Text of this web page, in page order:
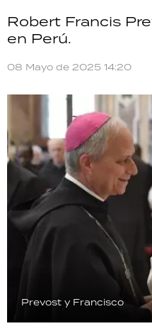
Robert Francis
en Perú.
08 Mayo de 2025 14:20
Prevost y Francisco
SALUD
DEPORTES
RECETAS
PALABRAS
HORÓSCOPO
Seguinos